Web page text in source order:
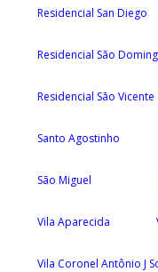
Residencial San Diego
Residencial São
Residencial São Vicente
Santo Agostinho
São Miguel
Vila Aparecida
Vila Coronel Antônio J